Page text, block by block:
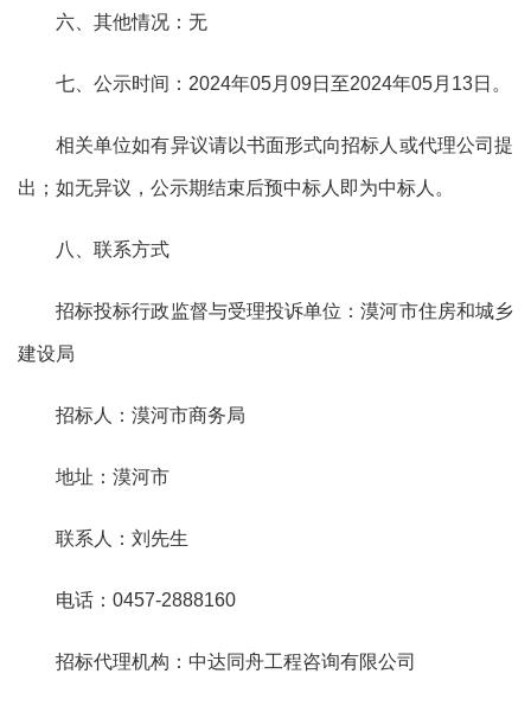
六、其他情况：无
七、公示时间： 2024年05月 09日至2024年05月 13日。
相关单位如有异议请以书面形式向招标人或代理公司提
出；如无异议，公示期结束后预中标人即为中标人。
八、联系方式
招标投标行政监督与受理投诉单位：漠河市住房和城乡
建设局
招标 人：漠河市商务局
地址：漠河市
联系 人：刘先生
电话： 0457-2888160
招标代理机构：中达同舟工程咨询有限公司